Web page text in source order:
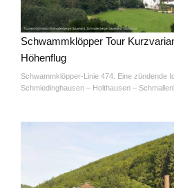
Schwammklöpper Tour
Höhenflug
Schwammklöpper-Linie 474. Eine zündende
Schmiedinghausen – Holthausen –